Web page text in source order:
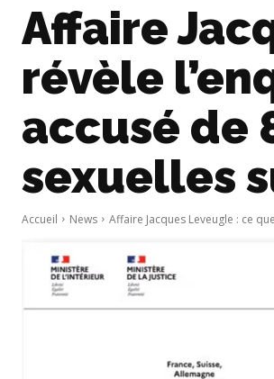
Affaire
révèle
accusé de
sexuelles
Accueil News Affaire Jacques Leveugle : ce